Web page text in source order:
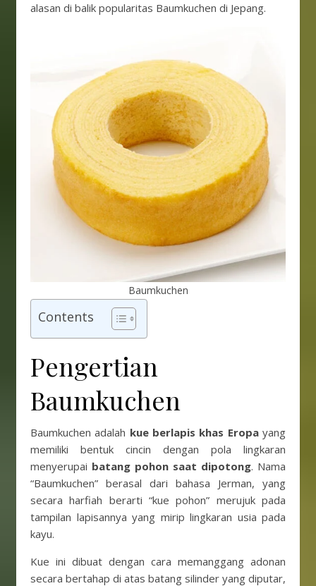
alasan di balik popularitas Baumkuchen di Jepang.
Baumkuchen
Contents
Pengertian
Baumkuchen
Baumkuchen adalah kue berlapis khas Eropayang
memiliki bentuk cincin dengan pola lingkaran
menyerupai batang pohon saat dipotong. Nama
“Baumkuchen” berasal dari bahasa Jerman, yang
secara harfiah berarti “kue pohon” merujuk pada
tampilan lapisannya yang mirip lingkaran usia pada
kayu.
Kue ini dibuat dengan cara memanggang adonan
secara bertahap di atas batang silinder yang diputar,